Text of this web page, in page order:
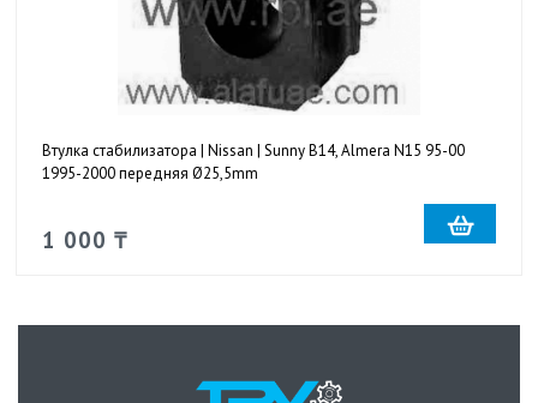
Втулка стабилизатора | Nissan | Sunny B14, Almera N15 95-00
1995-2000 передняя Ø25,5mm
1 000 ₸